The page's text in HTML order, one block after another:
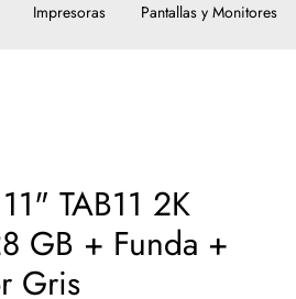
Impresoras Pantallas y Monitores
TAB11 2K
GB + Funda +
Gris